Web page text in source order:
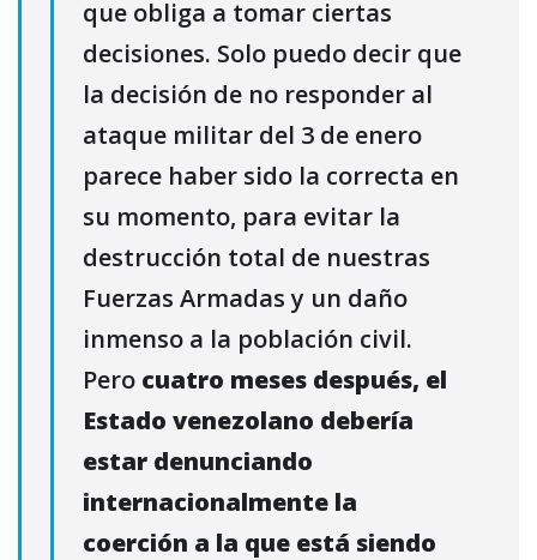
que obliga a tomar ciertas
decisiones. Solo puedo decir que
la decisión de no responder al
ataque militar del 3 de enero
parece haber sido la correcta en
su momento, para evitar la
destrucción total de nuestras
Fuerzas Armadas y un daño
inmenso a la población civil.
Pero cuatro meses después, el
Estado venezolano debería
estar denunciando
internacionalmente la
coerción a la que está siendo